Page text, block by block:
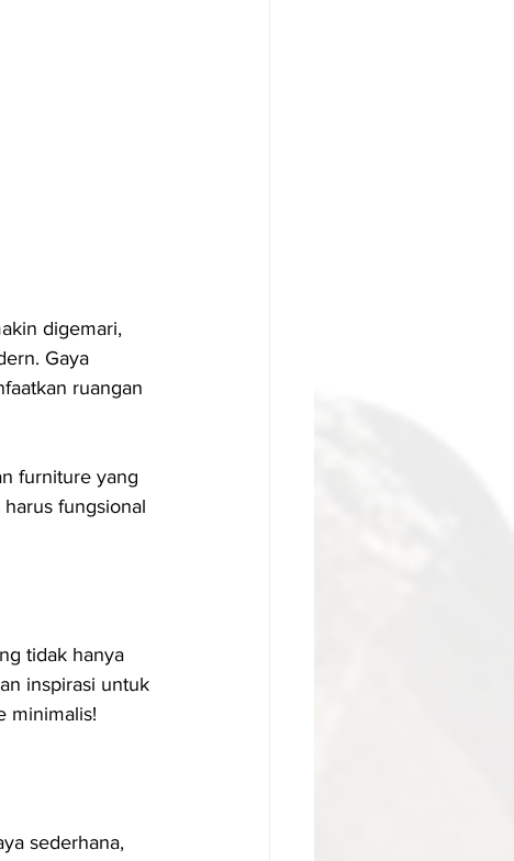
digemari,
Gaya
ruangan
furniture yang
fungsional
tidak hanya
inspirasi untuk
minimalis!
sederhana,